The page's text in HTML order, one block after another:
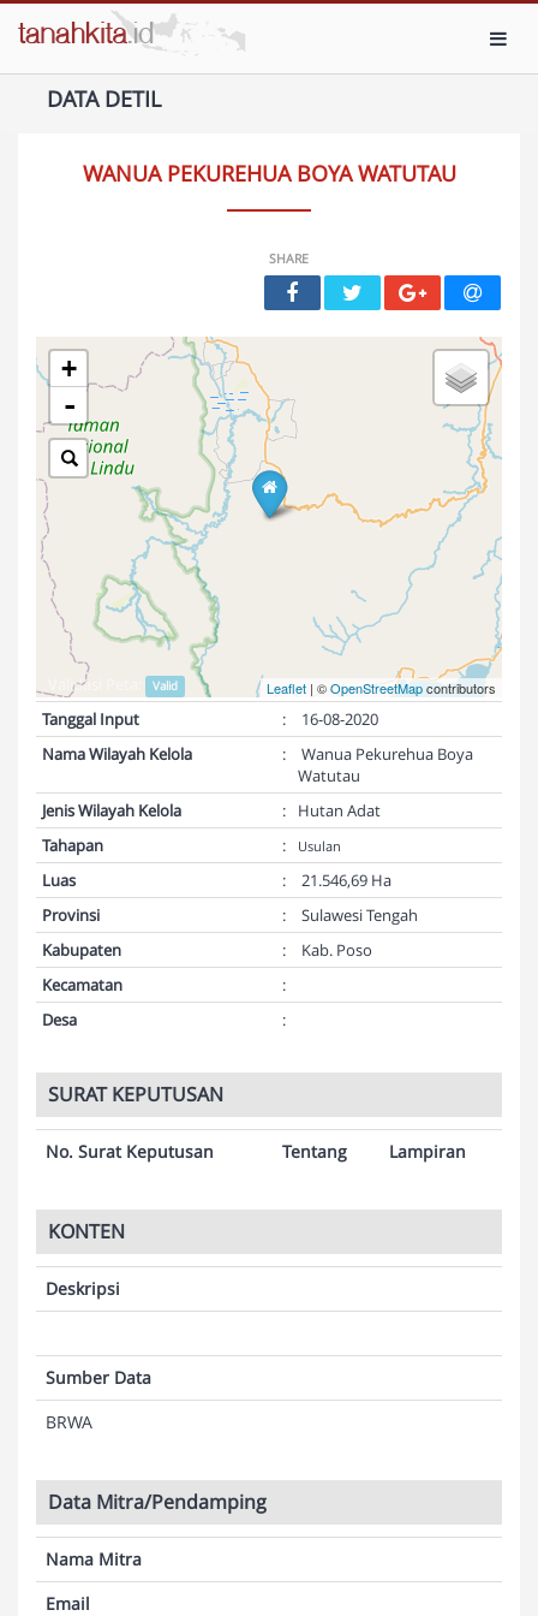
DATA DETIL
WANUA PEKUREHUA BOYA WATUTAU
SHARE
+
-
Leaflet | ©OpenStreetMapcontributors
Validasi Peta: Valid
Tanggal Input :
16-08-2020
Nama Wilayah Kelola
:
Wanua Pekurehua Boya
Watutau
Jenis Wilayah Kelola
:
Hutan Adat
Tahapan
: Usulan
Luas :
21.546,69 Ha
Provinsi
:
Sulawesi Tengah
Kabupaten
:
Kab. Poso
Kecamatan
:
Desa
:
SURAT KEPUTUSAN
No. Surat Keputusan Tentang Lampiran
KONTEN
Deskripsi
Sumber Data
BRWA
Data Mitra/Pendamping
Nama Mitra
Email